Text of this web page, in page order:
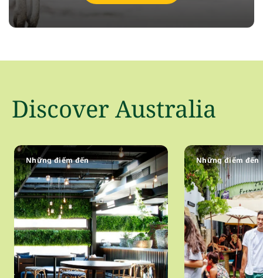
Discover Australia
Những điểm đến Những điểm đến